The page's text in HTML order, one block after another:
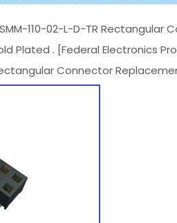
110-02-L-D-TR Rectangular
Plated . [Federal Electronics
Connector